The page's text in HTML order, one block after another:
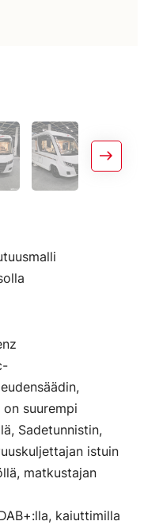
suurempi
Sadetunnistin,
istuin
matkustajan
kaiuttimilla